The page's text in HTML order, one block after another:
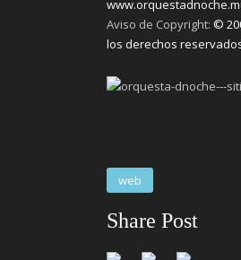
Aviso de Copyright: ©
los derechos
web
Share Post